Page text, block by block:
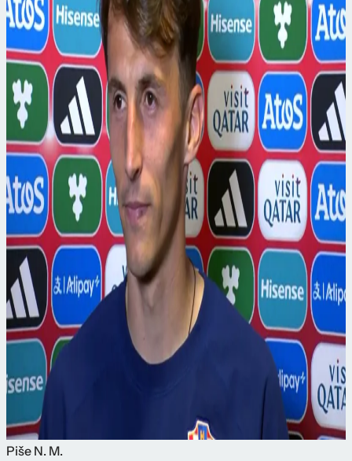
Piše N. M.